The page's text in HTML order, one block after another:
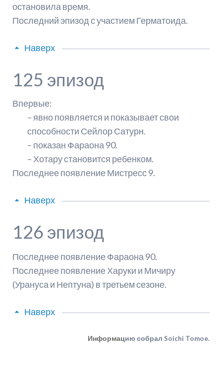
остановила время.
Последний эпизод с участием Герматоида.
Наверх
125 эпизод
Впервые:
– явно появляется и показывает свои
способности Сейлор Сатурн.
– показан Фараона 90.
– Хотару становится ребенком.
Последнее появление Мистресс 9.
Наверх
126 эпизод
Последнее появление Фараона 90.
Последнее появление Харуки и Мичиру
(Урануса и Нептуна) в третьем сезоне.
Наверх
Информацию собрал Soichi Tomoe.